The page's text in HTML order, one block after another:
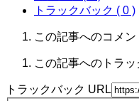
トラックバック ( 0 )
この記事へのコメン
この記事へのトラッ
トラックバック URL